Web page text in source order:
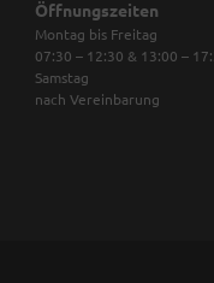
Öffnungszeiten
Montag bis Freitag
07:30 – 12:30 & 13:00 –
Samstag
nach Vereinbarung